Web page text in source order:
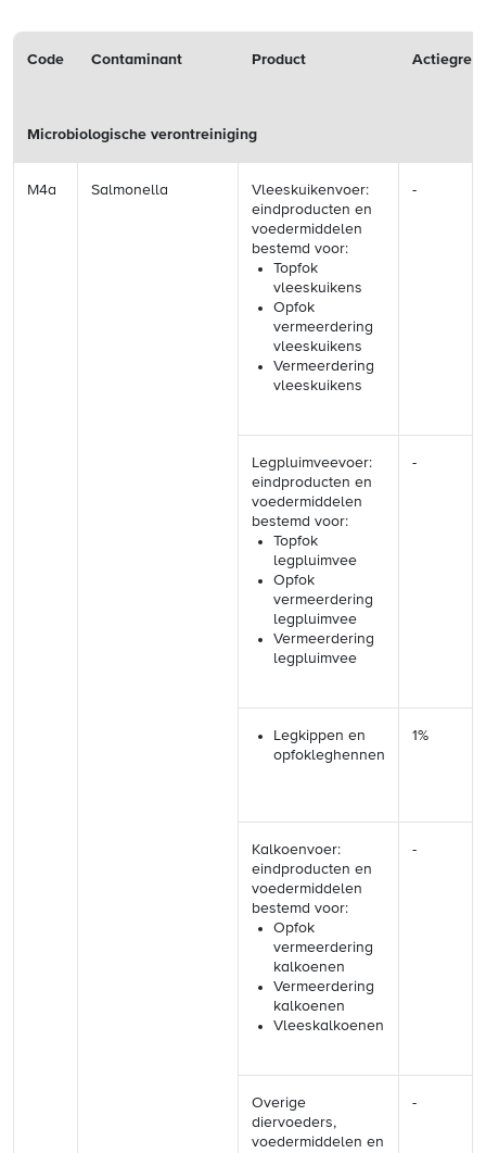
Code Contaminant Product
Microbiologische verontreiniging
M4a Salmonella
Vleeskuikenvoer:
eindproducten en
voedermiddelen
bestemd voor:
Topfok
vleeskuikens
Opfok
vermeerdering
vleeskuikens
Vermeerdering
vleeskuikens
-
Legpluimveevoer:
eindproducten en
voedermiddelen
bestemd voor:
Topfok
legpluimvee
Opfok
vermeerdering
legpluimvee
Vermeerdering
legpluimvee
-
Legkippen en
opfokleghennen
1%
Kalkoenvoer:
eindproducten en
voedermiddelen
bestemd voor:
Opfok
vermeerdering
kalkoenen
Vermeerdering
kalkoenen
Vleeskalkoenen
-
Overige
diervoeders,
voedermiddelen en
-